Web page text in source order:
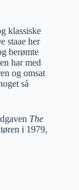
klassiske
staae her
berømte
har med
og omsat
så
The
i 1979,